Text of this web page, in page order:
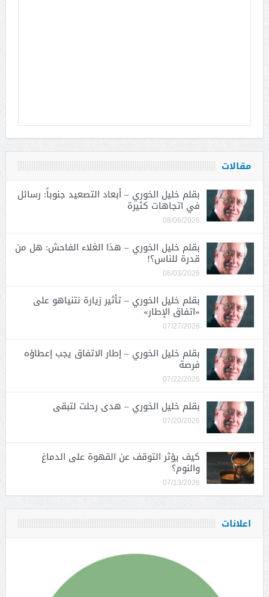
مقالات
بقلم خليل الخوري – أبعاد التصعيد جنوباً: رسائل
في اتجاهات كثيرة
08/06/2026
بقلم خليل الخوري – هذا الغلاء الفاحش: هل من
قدرة للناس؟!
08/03/2026
بقلم خليل الخوري – تأثير زيارة نتنياهو على
«اتفاق الإطار»
07/27/2026
بقلم خليل الخوري – إطار الاتفاق يجب إعطاؤه
فرصة
07/22/2026
بقلم خليل الخوري – هدى رحلت لتبقى
07/20/2026
كيف يؤثر التوقف عن القهوة على الدماغ
والنوم؟
07/13/2026
اعلانات